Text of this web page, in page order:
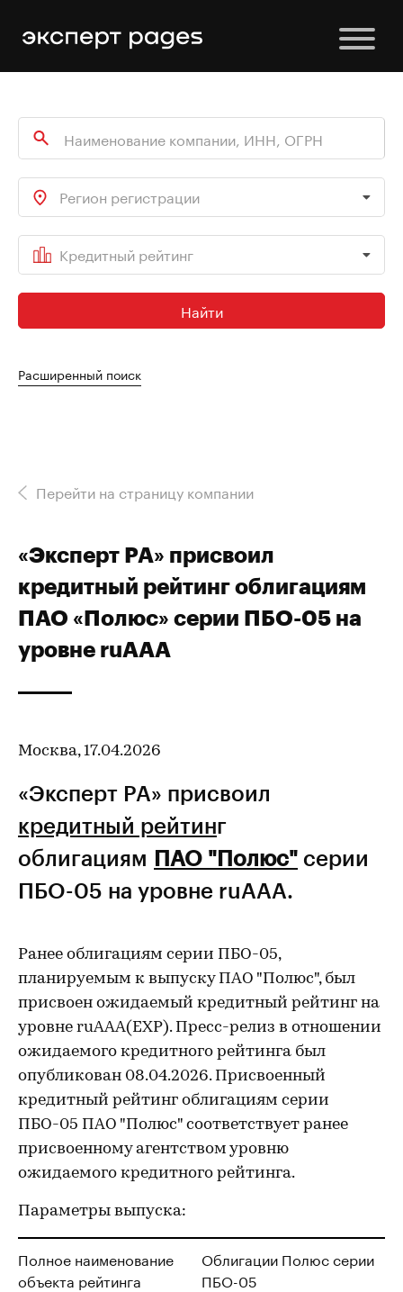
Регион регистрации
Кредитный рейтинг
Найти
Расширенный поиск
Перейти на страницу компании
«Эксперт РА» присвоил
кредитный рейтинг облигациям
ПАО «Полюс» серии ПБО-05 на
уровне ruAAA
Москва, 17.04.2026
«Эксперт РА» присвоил
кредитный рейтинг
облигациям ПАО "Полюс" серии
ПБО-05 на уровне ruAAA.
Ранее облигациям серии ПБО-05,
планируемым к выпуску ПАО "Полюс", был
присвоен ожидаемый кредитный рейтинг на
уровне ruAАА(EXP). Пресс-релиз в отношении
ожидаемого кредитного рейтинга был
опубликован 08.04.2026. Присвоенный
кредитный рейтинг облигациям серии
ПБО-05 ПАО "Полюс" соответствует ранее
присвоенному агентством уровню
ожидаемого кредитного рейтинга.
Параметры выпуска:
Полное наименование
объекта рейтинга
Облигации Полюссерии
ПБО-05